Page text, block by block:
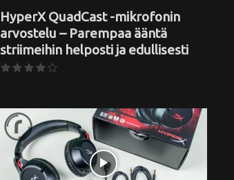
HyperX QuadCast -mikrofonin
arvostelu – Parempaa ääntä
striimeihin helposti ja edullisesti